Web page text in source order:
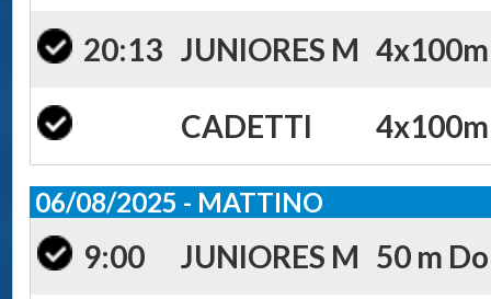
20:13 JUNIORES M
CADETTI
06/08/2025 - MATTINO
9:00 JUNIORES M 50 m